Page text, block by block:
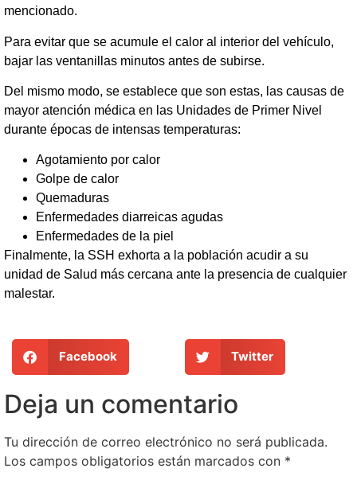
mencionado.
Para evitar que se acumule el calor al interior del vehículo,
bajar las ventanillas minutos antes de subirse.
Del mismo modo, se establece que son estas, las causas de
mayor atención médica en las Unidades de Primer Nivel
durante épocas de intensas temperaturas:
Agotamiento por calor
Golpe de calor
Quemaduras
Enfermedades diarreicas agudas
Enfermedades de la piel
Finalmente, la SSH exhorta a la población acudir a su
unidad de Salud más cercana ante la presencia de cualquier
malestar.
Facebook Twitter
Deja un comentario
Tu dirección de correo electrónico no será publicada.
Los campos obligatorios están marcados con *